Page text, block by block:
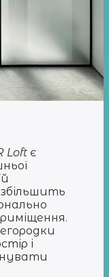
Loft є
збільшить
і